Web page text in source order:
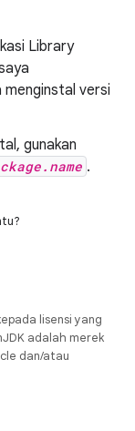
Library
versi
gunakan
.
lisensi yang
adalah merek
dan/atau